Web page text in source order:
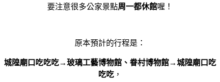
要注意很多公家景點周一都休館喔！
原本預計的行程是：
城隍廟口吃吃吃→玻璃工藝博物館、眷村博物館→城隍廟口吃
吃吃 ，